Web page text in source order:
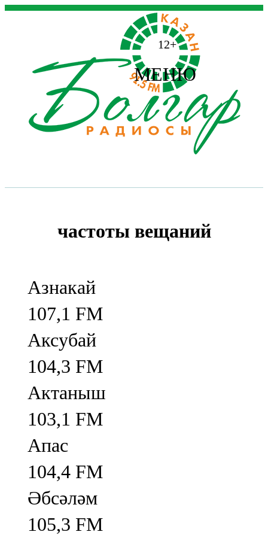
12+
МЕНЮ
частоты вещаний
Азнакай
107,1 FM
Аксубай
104,3 FM
Актаныш
103,1 FM
Апас
104,4 FM
Әбсәләм
105,3 FM